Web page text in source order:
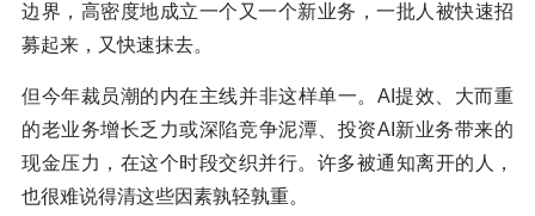
边界，高密度地成立一个又一个新业务，一批人被快速招
募起来，又快速抹去。
但今年裁员潮的内在主线并非这样单一。AI提效、大而重
的老业务增长乏力或深陷竞争泥潭、投资AI新业务带来的
现金压力，在这个时段交织并行。许多被通知离开的人，
也很难说得清这些因素孰轻孰重。